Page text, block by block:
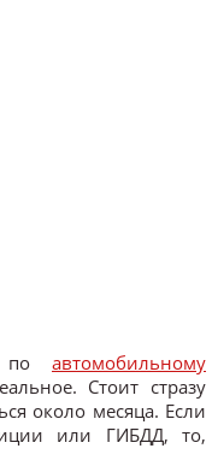
по автомобильному
Стоит стразу
около месяца. Если
или ГИБДД, то,